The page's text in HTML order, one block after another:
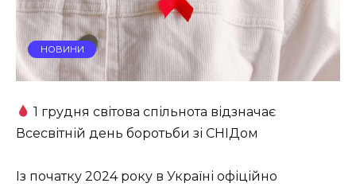
НОВИНИ
1 грудня світова спільнота відзначає
Всесвітній день боротьби зі СНІДом
Із початку 2024 року в Україні офіційно